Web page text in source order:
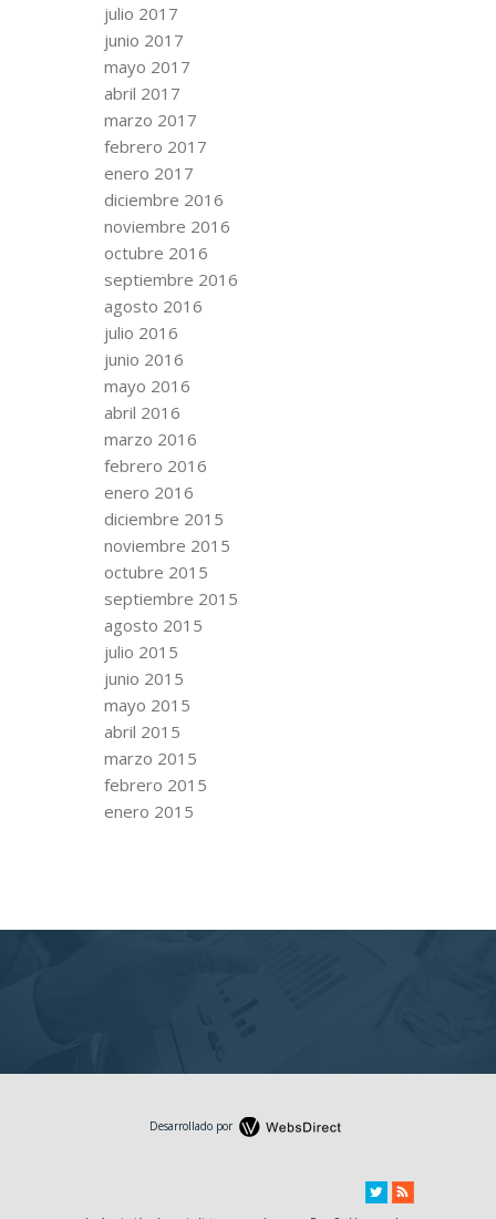
julio 2017
junio 2017
mayo 2017
abril 2017
marzo 2017
febrero 2017
enero 2017
diciembre 2016
noviembre 2016
octubre 2016
septiembre 2016
agosto 2016
julio 2016
junio 2016
mayo 2016
abril 2016
marzo 2016
febrero 2016
enero 2016
diciembre 2015
noviembre 2015
octubre 2015
septiembre 2015
agosto 2015
julio 2015
junio 2015
mayo 2015
abril 2015
marzo 2015
febrero 2015
enero 2015
Desarrollado por